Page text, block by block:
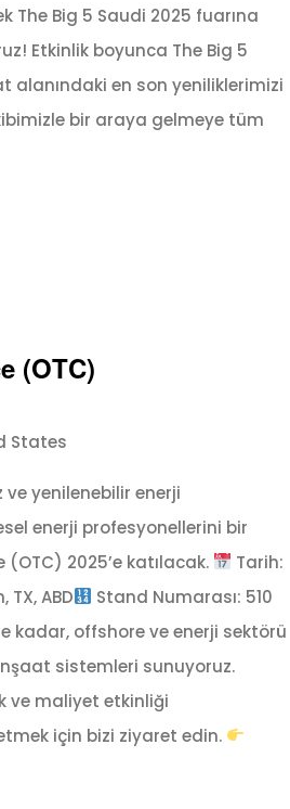
The Big 5 Saudi 2025 fuarına
Etkinlik boyunca The Big 5
alanındaki en son yeniliklerimizi
bir araya gelmeye tüm
(OTC)
States
ve yenilenebilir enerji
enerji profesyonellerini bir
2025’e katılacak.
Tarih:
TX, ABD
Stand Numarası: 510
kadar, offshore ve enerji sektörü
sistemleri sunuyoruz.
ve maliyet etkinliği
için bizi ziyaret edin.